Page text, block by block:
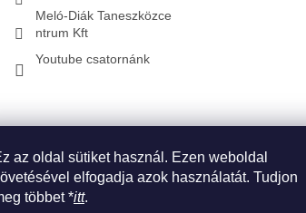
az oldal sütiket használ. Ezen weboldal
elfogadja azok használatát. Tudjon
többet *itt.
Meló-Diák Taneszközce
ntrum Kft
Youtube csatornánk
* Szlovákiai leányvállalatunk * Impresszum